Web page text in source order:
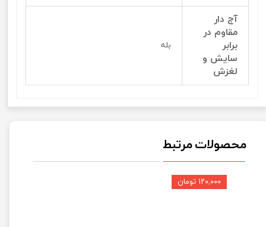
آج دار
مقاوم در
برابر
سایش و
لغزش
بله
محصولات مرتبط
۱۲۰,۰۰۰ تومان